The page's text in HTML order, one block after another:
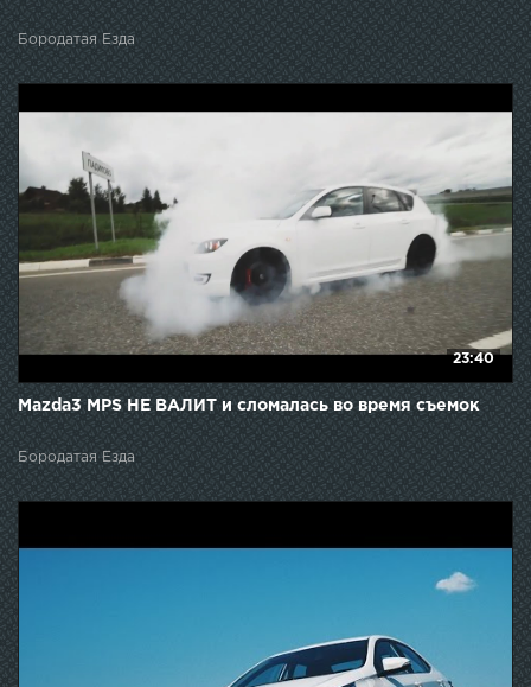
Бородатая Езда
23:40
Mazda3 MPS НЕ ВАЛИТ и сломалась во время съемок
Бородатая Езда